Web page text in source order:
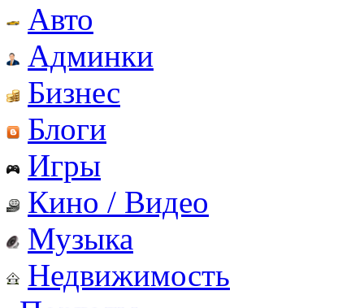
Авто
Админки
Бизнес
Блоги
Игры
Кино / Видео
Музыка
Недвижимость